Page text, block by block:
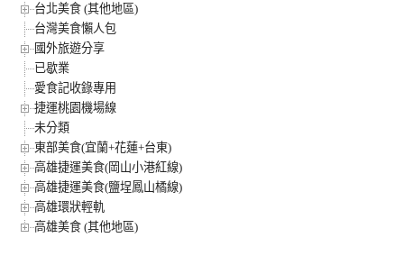
台北美食 (其他地區)
台灣美食懶人包
國外旅遊分享
已歇業
愛食記收錄專用
捷運桃園機場線
未分類
東部美食(宜蘭+花蓮+台東)
高雄捷運美食(岡山小港紅線)
高雄捷運美食(鹽埕鳳山橘線)
高雄環狀輕軌
高雄美食 (其他地區)